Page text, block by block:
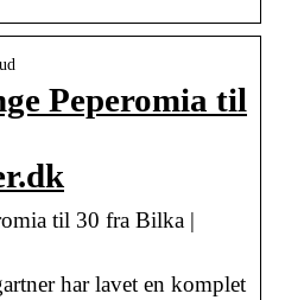
Peperomia til
til 30 fra Bilka |
har lavet en komplet